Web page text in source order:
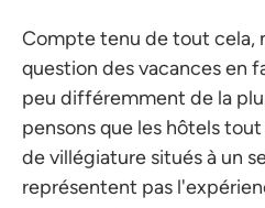
Compte tenu de tout cela,
question des vacances en
peu différemment de la
pensons que les hôtels
de villégiature situés à un
représentent pas